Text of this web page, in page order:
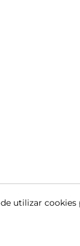
utilizar